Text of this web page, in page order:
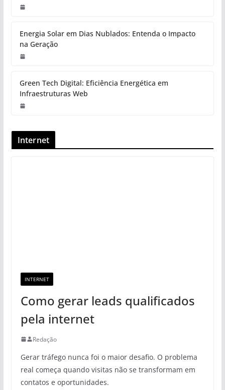
Energia Solar em Dias Nublados: Entenda o Impacto
na Geração
Green Tech Digital: Eficiência Energética em
Infraestruturas Web
Internet
INTERNET
Como gerar leads qualificados
pela internet
Redação
Gerar tráfego nunca foi o maior desafio. O problema
real começa quando visitas não se transformam em
contatos e oportunidades.